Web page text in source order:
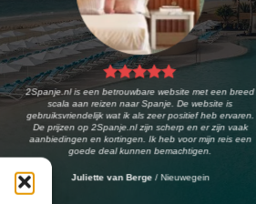
2Spanje.nl is een betrouwbare website met een breed
scala aan reizen naar Spanje. De website is
gebruiksvriendelijk wat ik als zeer positief heb ervaren.
De prijzen op 2Spanje.nl zijn scherp en er zijn vaak
aanbiedingen en kortingen. Ik heb voor mijn reis een
goede deal kunnen bemachtigen.
Juliette van Berge / Nieuwegein